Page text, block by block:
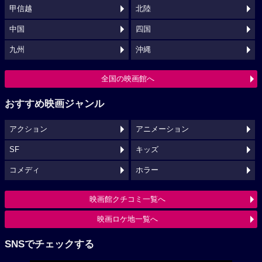
甲信越 北陸
中国 四国
九州 沖縄
全国の映画館へ
おすすめ映画ジャンル
アクション アニメーション
SF キッズ
コメディ ホラー
映画館クチコミ一覧へ
映画ロケ地一覧へ
SNSでチェックする